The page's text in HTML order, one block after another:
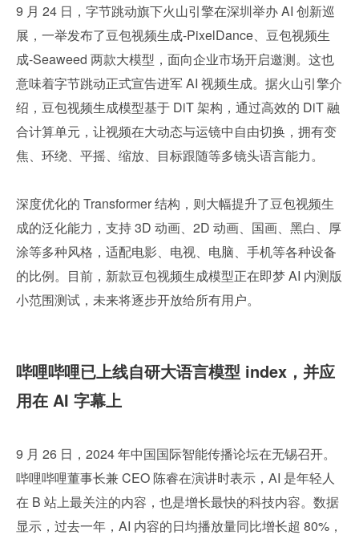
9 月 24 日，字节跳动旗下火山引擎在深圳举办 AI 创新巡
展，一举发布了豆包视频生成-PixelDance、豆包视频生
成-Seaweed 两款大模型，面向企业市场开启邀测。这也
意味着字节跳动正式宣告进军 AI 视频生成。据火山引擎介
绍，豆包视频生成模型基于 DiT 架构，通过高效的 DiT 融
合计算单元，让视频在大动态与运镜中自由切换，拥有变
焦、环绕、平摇、缩放、目标跟随等多镜头语言能力。
深度优化的 Transformer 结构，则大幅提升了豆包视频生
成的泛化能力，支持 3D 动画、2D 动画、国画、黑白、厚
涂等多种风格，适配电影、电视、电脑、手机等各种设备
的比例。目前，新款豆包视频生成模型正在即梦 AI 内测版
小范围测试，未来将逐步开放给所有用户。
哔哩哔哩已上线自研大语言模型 index，并应
用在 AI 字幕上
9 月 26 日，2024 年中国国际智能传播论坛在无锡召开。
哔哩哔哩董事长兼 CEO 陈睿在演讲时表示，AI 是年轻人
在 B 站上最关注的内容，也是增长最快的科技内容。数据
显示，过去一年，AI 内容的日均播放量同比增长超 80%，